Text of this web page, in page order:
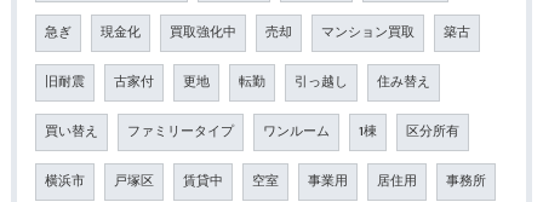
急ぎ 現金化 買取強化中 売却 マンション買取 築古
旧耐震 古家付 更地 転勤 引っ越し 住み替え
買い替え ファミリータイプ ワンルーム 1棟 区分所有
横浜市 戸塚区 賃貸中 空室 事業用 居住用 事務所